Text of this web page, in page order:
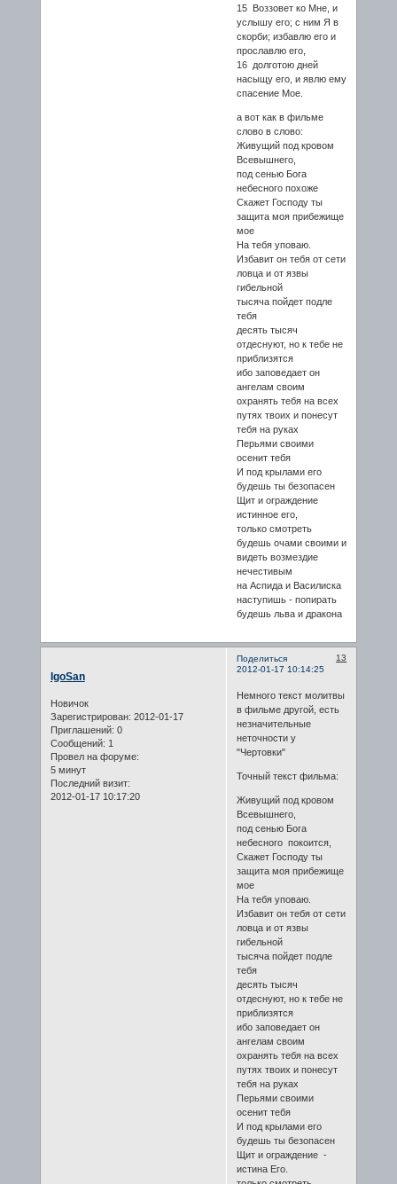
15 Воззовет ко Мне, и
услышу его; с ним Я в
скорби; избавлю его и
прославлю его,
16 долготою дней
насыщу его, и явлю ему
спасение Мое.
а вот как в фильме
слово в слово:
Живущий под кровом
Всевышнего,
под сенью Бога
небесного похоже
Скажет Господу ты
защита моя прибежище
мое
На тебя уповаю.
Избавит он тебя от сети
ловца и от язвы
гибельной
тысяча пойдет подле
тебя
десять тысяч
отдеснуют, но к тебе не
приблизятся
ибо заповедает он
ангелам своим
охранять тебя на всех
путях твоих и понесут
тебя на руках
Перьями своими
осенит тебя
И под крылами его
будешь ты безопасен
Щит и ограждение
истинное его,
только смотреть
будешь очами своими и
видеть возмездие
нечестивым
на Аспида и Василиска
наступишь - попирать
будешь льва и дракона
Поделиться
13
2012-01-17 10:14:25
IgoSan
Новичок
Зарегистрирован: 2012-01-17
Приглашений: 0
Сообщений: 1
Провел на форуме:
5 минут
Последний визит:
2012-01-17 10:17:20
Немного текст молитвы
в фильме другой, есть
незначительные
неточности у
"Чертовки"
Точный текст фильма:
Живущий под кровом
Всевышнего,
под сенью Бога
небесного покоится,
Скажет Господу ты
защита моя прибежище
мое
На тебя уповаю.
Избавит он тебя от сети
ловца и от язвы
гибельной
тысяча пойдет подле
тебя
десять тысяч
отдеснуют, но к тебе не
приблизятся
ибо заповедает он
ангелам своим
охранять тебя на всех
путях твоих и понесут
тебя на руках
Перьями своими
осенит тебя
И под крылами его
будешь ты безопасен
Щит и ограждение -
истина Его.